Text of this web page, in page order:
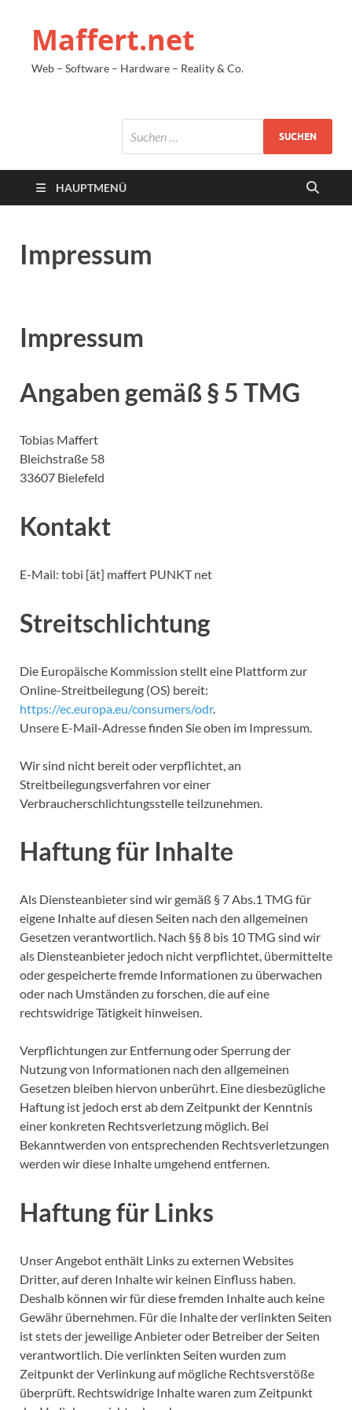
Maffert.net
Web – Software – Hardware – Reality & Co.
HAUPTMENÜ
Impressum
Impressum
Angaben gemäß § 5 TMG
Tobias Maffert
Bleichstraße 58
33607 Bielefeld
Kontakt
E-Mail: tobi [ät] maffert PUNKT net
Streitschlichtung
Die Europäische Kommission stellt eine Plattform zur
Online-Streitbeilegung (OS) bereit:
https://ec.europa.eu/consumers/odr.
Unsere E-Mail-Adresse finden Sie oben im Impressum.
Wir sind nicht bereit oder verpflichtet, an
Streitbeilegungsverfahren vor einer
Verbraucherschlichtungsstelle teilzunehmen.
Haftung für Inhalte
Als Diensteanbieter sind wir gemäß § 7 Abs.1 TMG für
eigene Inhalte auf diesen Seiten nach den allgemeinen
Gesetzen verantwortlich. Nach §§ 8 bis 10 TMG sind wir
als Diensteanbieter jedoch nicht verpflichtet, übermittelte
oder gespeicherte fremde Informationen zu überwachen
oder nach Umständen zu forschen, die auf eine
rechtswidrige Tätigkeit hinweisen.
Verpflichtungen zur Entfernung oder Sperrung der
Nutzung von Informationen nach den allgemeinen
Gesetzen bleiben hiervon unberührt. Eine diesbezügliche
Haftung ist jedoch erst ab dem Zeitpunkt der Kenntnis
einer konkreten Rechtsverletzung möglich. Bei
Bekanntwerden von entsprechenden Rechtsverletzungen
werden wir diese Inhalte umgehend entfernen.
Haftung für Links
Unser Angebot enthält Links zu externen Websites
Dritter, auf deren Inhalte wir keinen Einfluss haben.
Deshalb können wir für diese fremden Inhalte auch keine
Gewähr übernehmen. Für die Inhalte der verlinkten Seiten
ist stets der jeweilige Anbieter oder Betreiber der Seiten
verantwortlich. Die verlinkten Seiten wurden zum
Zeitpunkt der Verlinkung auf mögliche Rechtsverstöße
überprüft. Rechtswidrige Inhalte waren zum Zeitpunkt